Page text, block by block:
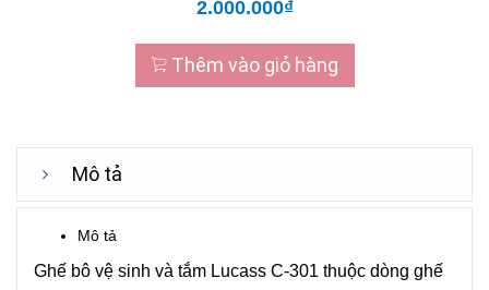
2.000.000₫
Thêm vào giỏ hàng
Mô tả
Mô tả
Ghế bô vệ sinh và tắm Lucass C-301 thuộc dòng ghế